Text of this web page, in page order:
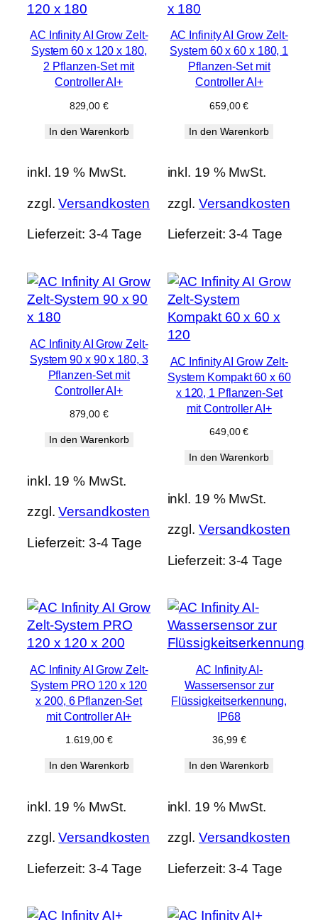
AC Infinity AI Grow Zelt-
System 60 x 120 x 180,
2 Pflanzen-Set mit
Controller AI+
829,00 €
In den Warenkorb
inkl. 19 % MwSt.
zzgl.Versandkosten
Lieferzeit: 3-4 Tage
AC Infinity AI Grow Zelt-
System 60 x 60 x 180, 1
Pflanzen-Set mit
Controller AI+
659,00€
In den Warenkorb
inkl. 19 % MwSt.
zzgl. Versandkosten
Lieferzeit:3-4 Tage
AC Infinity AI Grow Zelt-
System 90 x 90 x 180, 3
Pflanzen-Set mit
Controller AI+
879,00 €
In den Warenkorb
inkl. 19 % MwSt.
zzgl.Versandkosten
Lieferzeit: 3-4 Tage
AC Infinity AI Grow Zelt-
System Kompakt 60 x 60
x 120, 1 Pflanzen-Set
mit Controller AI+
649,00€
In den Warenkorb
inkl. 19 % MwSt.
zzgl. Versandkosten
Lieferzeit:3-4 Tage
AC Infinity AI Grow Zelt-
System PRO 120 x 120
x 200, 6 Pflanzen-Set
mit Controller AI+
1.619,00 €
In den Warenkorb
inkl. 19 % MwSt.
zzgl.Versandkosten
Lieferzeit: 3-4 Tage
AC Infinity AI-
Wassersensor zur
Flüssigkeitserkennung,
IP68
36,99 €
In den Warenkorb
inkl. 19 % MwSt.
zzgl. Versandkosten
Lieferzeit:3-4 Tage